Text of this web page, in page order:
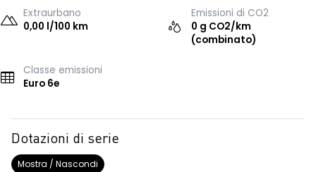
Extraurbano
0,00 l/100 km
Emissioni di CO2
0 g CO2/km
(combinato)
Classe emissioni
Euro 6e
Dotazioni di serie
Mostra / Nascondi